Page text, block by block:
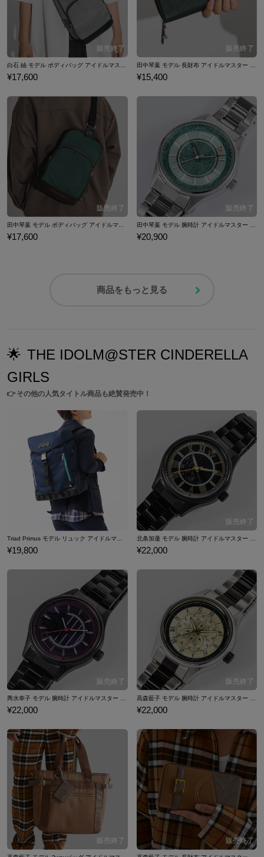
白石 紬 モデル ボディバッグ アイドルマスター ミリオンライブ！
¥17,600
田中琴葉 モデル 長財布 アイドルマスター ミリオンライブ！
¥15,400
¥17,600 ¥20,900
商品をもっと見る
🌟 THE IDOLM@STER CINDERELLA
GIRLS
👉その他の人気タイトル商品も絶賛発売中！
Triad Primus モデル リュック アイドルマスター シンデレラガールズ
¥19,800
北条加蓮 モデル 腕時計 アイドルマスター シンデレラガールズ
¥22,000
¥22,000 ¥22,000